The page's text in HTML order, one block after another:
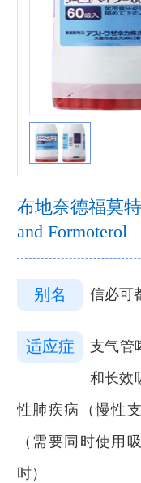
布地奈德福莫
and Formoterol
别名 信必可
适应症
支气管
和长效
性肺疾病（慢性
（需要同时使用
时）